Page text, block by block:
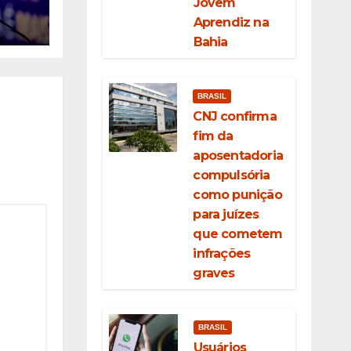
Aprendiz na
Bahia
BRASIL
CNJ confirma
fim da
aposentadoria
compulsória
como punição
para juízes
que cometem
infrações
graves
BRASIL
Usuários